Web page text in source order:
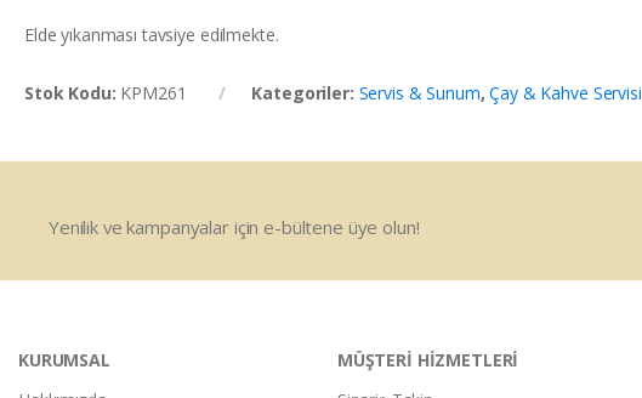
Elde yıkanması tavsiye edilmekte.
Stok Kodu: KPM261 Kategoriler: Servis & Sunum,Çay & Kahve Servisi
Yenilik ve kampanyalar için e-bültene üye olun!
KURUMSAL
MÜŞTERİ HİZMETLERİ